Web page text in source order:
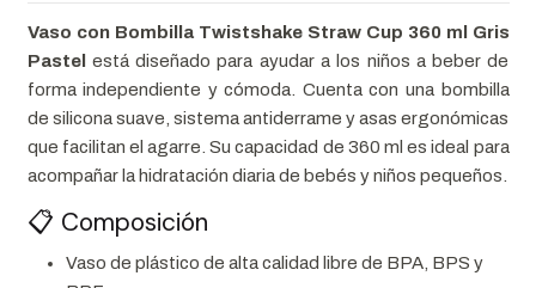
Vaso con Bombilla Twistshake Straw Cup 360 ml Gris
Pastel está diseñado para ayudar a los niños a beber de
forma independiente y cómoda. Cuenta con una bombilla
de silicona suave, sistema antiderrame y asas ergonómicas
que facilitan el agarre. Su capacidad de 360 ml es ideal para
acompañar la hidratación diaria de bebés y niños pequeños.
📋 Composición
Vaso de plástico de alta calidad libre de BPA, BPS y